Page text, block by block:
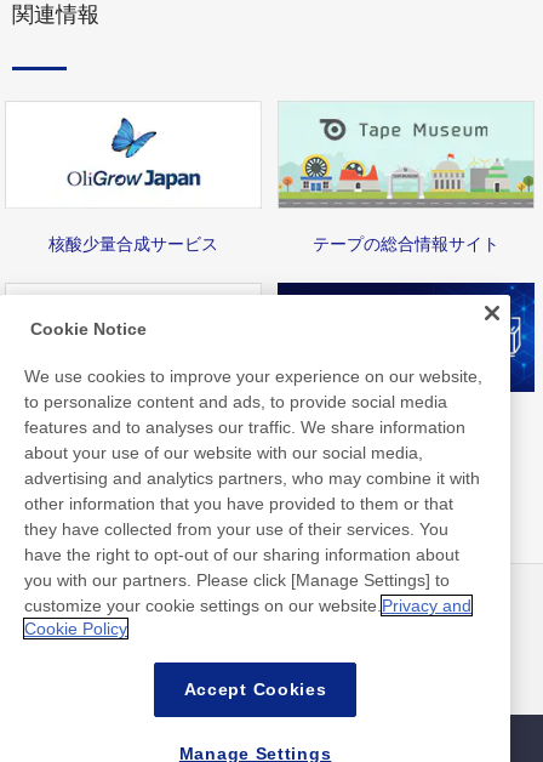
関連情報
核酸少量合成サービス テープの総合情報サイト
FAQ Nittoライブラリ
ニュース
お問い合わせ
よくあるご質問
サイトポリシー
Cookie Notice
We use cookies to improve your experience on our website,
to personalize content and ads, to provide social media
features and to analyses our traffic. We share information
about your use of our website with our social media,
advertising and analytics partners, who may combine it with
other information that you have provided to them or that
they have collected from your use of their services. You
have the right to opt-out of our sharing information about
you with our partners. Please click [Manage Settings] to
customize your cookie settings on our website. Privacy and
Cookie Policy
Accept Cookies
Manage Settings